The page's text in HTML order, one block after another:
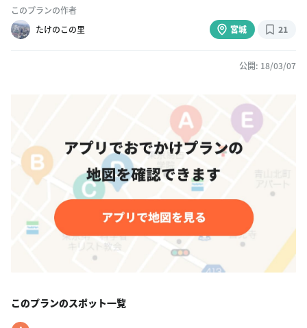
このプランの作者
たけのこの里
宮城 21
公開: 18/03/07
このプランのスポット一覧